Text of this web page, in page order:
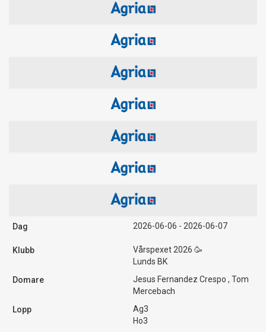
2026-06-06 - 2026-06-07
Vårspexet 2026 🥳
Lunds BK
Jesus Fernandez Crespo , Tom
Mercebach
Ag3
Ho3